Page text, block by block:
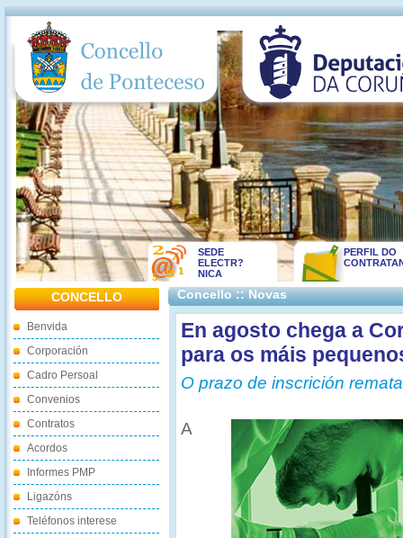
SEDE
ELECTR?
NICA
PERFIL DO
CONCELLO
Benvida
Corporación
Cadro Persoal
Convenios
Contratos
Acordos
Informes PMP
Ligazóns
Teléfonos interese
Concello :: Novas
En agosto chega a
para os máis
O prazo de inscrición
A